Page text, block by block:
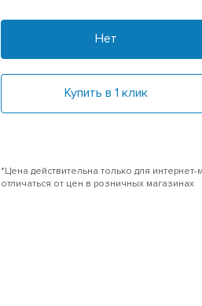
Нет
Купить в 1 клик
*Цена действительна только для
отличаться от цен в розничных магазинах